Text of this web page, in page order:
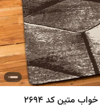
متین کد 2694